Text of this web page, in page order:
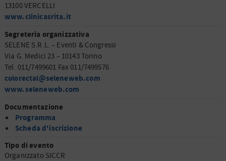
13100 VERCELLI
www.clinicasrita.it
Segreteria organizzativa
SELENE S.R.L. – Eventi & Congressi
Via G. Medici 23 – 10143 Torino
Tel. 011/7499601 Fax 011/7499576
colorectal@seleneweb.com
www.seleneweb.com
Documentazione
Programma
Scheda d'iscrizione
Tipo di evento
Organizzato SICCR